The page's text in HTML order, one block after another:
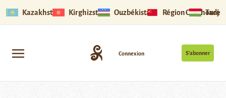
Kazakhstan Kirghizstan Ouzbékistan Région Ouïghoure
S’abonner
Connexion